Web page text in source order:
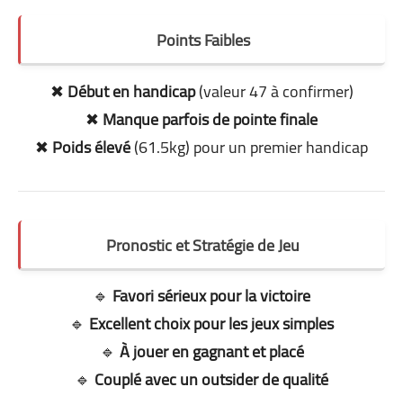
Points Faibles
✖Début en handicap(valeur 47 à confirmer)
✖Manque parfois de pointe finale
✖Poids élevé(61.5kg) pour un premier handicap
Pronostic et Stratégie de Jeu
🔹 Favori sérieux pour la victoire
🔹 Excellent choix pour les jeux simples
🔹 À jouer en gagnant et placé
🔹 Couplé avec un outsider de qualité